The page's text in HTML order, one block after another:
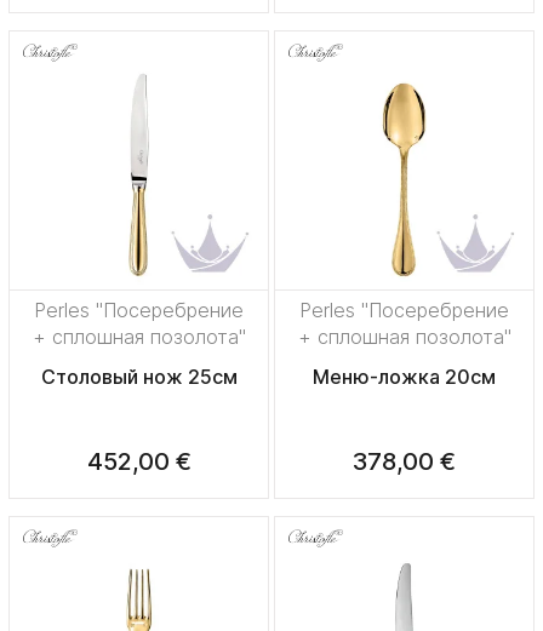
Perles "Посеребрение
+ сплошная позолота"
Столовый нож 25см
452,00 €
Perles "Посеребрение
+ сплошная позолота"
Меню-ложка 20см
378,00 €